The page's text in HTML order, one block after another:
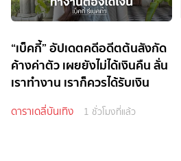
“เบ็คกี้” อัปเดตคดีอดีตต้นสังกัด
ค้างค่าตัว เผยยังไม่ได้เงินคืน ลั่น
เราทำงาน เราก็ควรได้รับเงิน
ดาราเดลี่บันเทิง 1 ชั่วโมงที่แล้ว